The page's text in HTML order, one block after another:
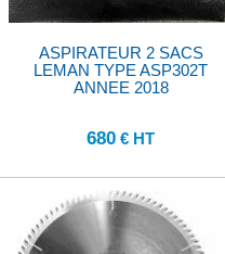
ASPIRATEUR 2 SACS
LEMAN TYPE ASP302T
ANNEE 2018
680 € HT